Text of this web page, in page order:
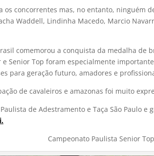
os concorrentes mas, no entanto, ninguém
Waddell, Lindinha Macedo, Marcio
comemorou a conquista da medalha de
Senior Top foram especialmente
para geração futuro, amadores e
de cavaleiros e amazonas foi muito
de Adestramento e Taça São Paulo
Campeonato Paulista Senior Top